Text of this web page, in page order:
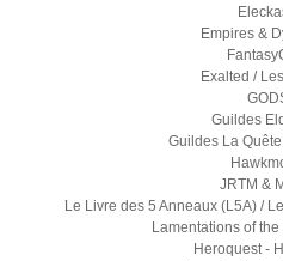
Empires &
Exalted /
Guildes
Guildes La
JRTM &
Le Livre des 5 Anneaux (L5A) /
Lamentations of
Heroquest -